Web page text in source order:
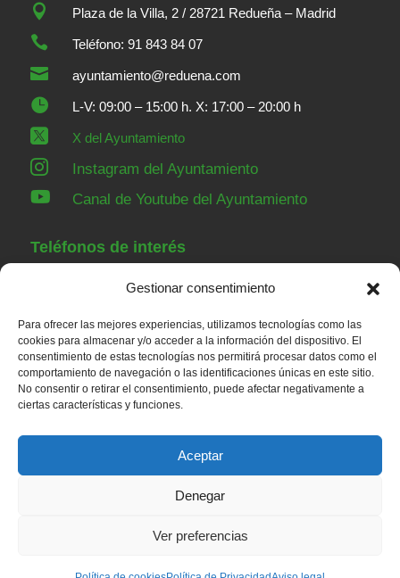
Gestionar consentimiento
Para ofrecer las mejores experiencias, utilizamos tecnologías como las
cookies para almacenar y/o acceder a la información del dispositivo. El
consentimiento de estas tecnologías nos permitirá procesar datos como el
comportamiento de navegación o las identificaciones únicas en este sitio.
No consentir o retirar el consentimiento, puede afectar negativamente a
ciertas características y funciones.
Aceptar
Denegar
Ver preferencias
 Plaza de la Villa, 2 / 28721 Redueña – Madrid
 Teléfono: 91 843 84 07
 ayuntamiento@reduena.com
 L-V: 09:00 – 15:00 h. X: 17:00 – 20:00 h
 X del Ayuntamiento
 Instagram del Ayuntamiento
 Canal de Youtube del Ayuntamiento
Teléfonos de interés
91 843 00 36Guardia Civil Torrelaguna
91 843 82 52Casa de Niños
91 848 23 43Servicios sociales
© 2026 – Ayuntamiento de Redueña |